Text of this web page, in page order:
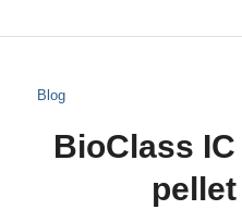
Blog
BioClass